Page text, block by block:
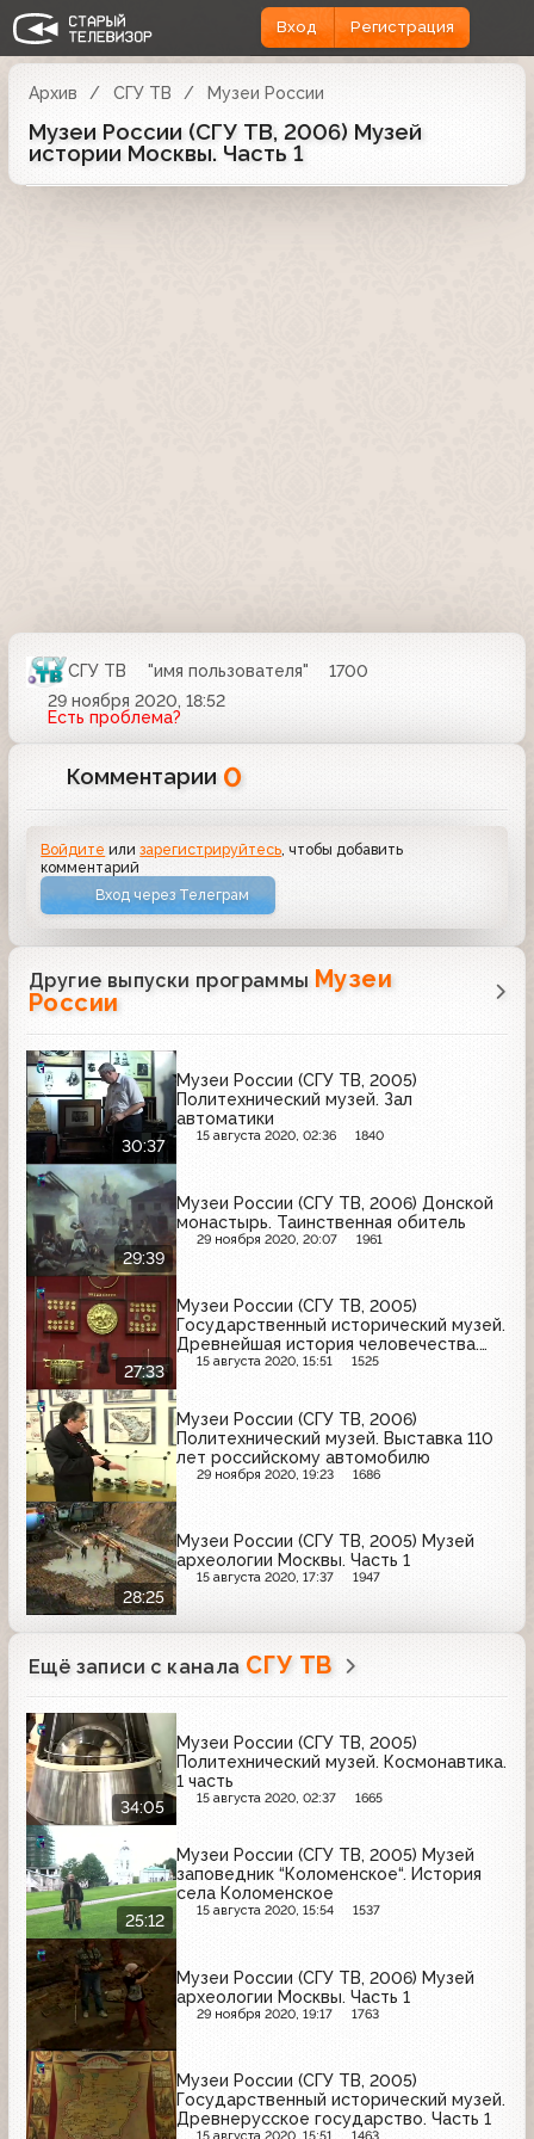
Вход Регистрация
Архив СГУ ТВ Музеи России
Музеи России (СГУ ТВ, 2006) Музей
истории Москвы. Часть 1
СГУ ТВ "имя пользователя"
1700
29 ноября 2020, 18:52
Есть проблема?
Комментарии 0
Войдите илизарегистрируйтесь , чтобы добавить
комментарий
Вход через Телеграм
Другие выпуски программы Музеи
России
30:37
Музеи России (СГУ ТВ, 2005)
Политехнический музей. Зал
автоматики
15 августа 2020, 02:36 1840
29:39
Музеи России (СГУ ТВ, 2006) Донской
монастырь. Таинственная обитель
29 ноября 2020, 20:07 1961
27:33
Музеи России (СГУ ТВ, 2005)
Государственный исторический музей.
Древнейшая история человечества.
Передача 2
15 августа 2020, 15:51 1525
Музеи России (СГУ ТВ, 2006)
Политехнический музей. Выставка 110
лет российскому автомобилю
29 ноября 2020, 19:23 1686
28:25
Музеи России (СГУ ТВ, 2005) Музей
археологии Москвы. Часть 1
15 августа 2020, 17:37 1947
Ещё записи с канала СГУ ТВ
34:05
Музеи России (СГУ ТВ, 2005)
Политехнический музей. Космонавтика.
1 часть
15 августа 2020, 02:37 1665
25:12
Музеи России (СГУ ТВ, 2005) Музей
заповедник “Коломенское“. История
села Коломенское
15 августа 2020, 15:54 1537
Музеи России (СГУ ТВ, 2006) Музей
археологии Москвы. Часть 1
29 ноября 2020, 19:17 1763
Музеи России (СГУ ТВ, 2005)
Государственный исторический музей.
Древнерусское государство. Часть 1